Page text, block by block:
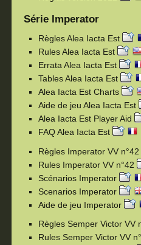
Série Imperator
Règles Alea Iacta Est
Rules Alea Iacta Est
Errata Alea Iacta Est
Tables Alea Iacta Est
Alea Iacta Est Charts
Aide de jeu Alea Iacta Est
Alea Iacta Est Player Aid
FAQ Alea Iacta Est
Règles Imperator VV n°42
Rules Imperator VV n°42
Scénarios Imperator
Scenarios Imperator
Aide de jeu Imperator
Règles Semper Victor VV
Rules Semper Victor VV